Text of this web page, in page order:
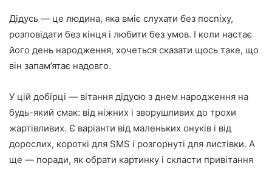
Дідусь — це людина, яка вміє слухати без поспіху,
розповідати без кінця і любити без умов. І коли настає
його день народження, хочеться сказати щось таке, що
він запам’ятає надовго.
У цій добірці — вітання дідусю з днем народження на
будь-який смак: від ніжних і зворушливих до трохи
жартівливих. Є варіанти від маленьких онуків і від
дорослих, короткі для SMS і розгорнуті для листівки. А
ще — поради, як обрати картинку і скласти привітання